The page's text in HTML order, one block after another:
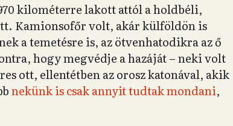
kilométerre lakott attól a holdbéli,
Kamionsofőr volt, akár külföldön is
a temetésre is, az ötvenhatodikra az ő
hogy megvédje a hazáját – neki volt
ott, ellentétben az orosz katonával, akik
nekünk is csak annyit tudtak mondani,